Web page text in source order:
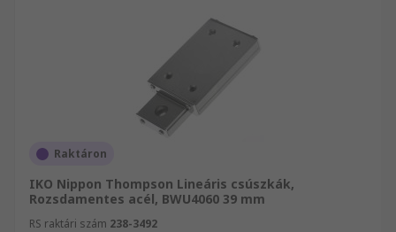
Raktáron
IKO Nippon Thompson Lineáris csúszkák,
Rozsdamentes acél, BWU4060 39 mm
RS raktári szám 238-3492